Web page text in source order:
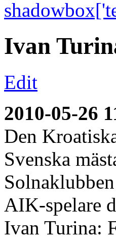
Ivan
Edit
2010-05-26
Den
Svenska
AIK-spelare
Ivan Turina: